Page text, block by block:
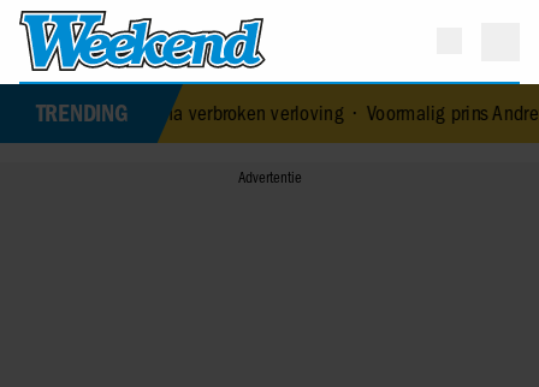
TRENDING
na verbroken verloving•Voormalig prins Andrew werd